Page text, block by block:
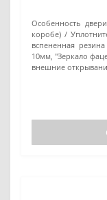
Особенность
коробе)
вспененная резина
10мм, "Зеркало
внешние